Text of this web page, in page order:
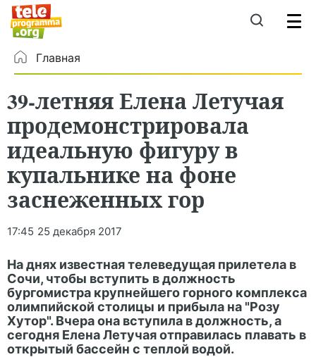
Главная
39-летняя Елена Летучая
продемонстрировала
идеальную фигуру в
купальнике на фоне
заснеженных гор
17:45 25 декабря 2017
На днях известная телеведущая прилетела в
Сочи, чтобы вступить в должность
бургомистра крупнейшего горного комплекса
олимпийской столицы и прибыла на "Розу
Хутор". Вчера она вступила в должность, а
сегодня Елена Летучая отправилась плавать в
открытый бассейн с теплой водой.